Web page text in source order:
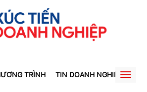
TRÌNH TIN DOANH NGHIỆP Toggle